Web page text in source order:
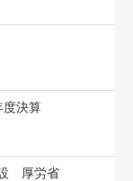
決算
設 厚労省